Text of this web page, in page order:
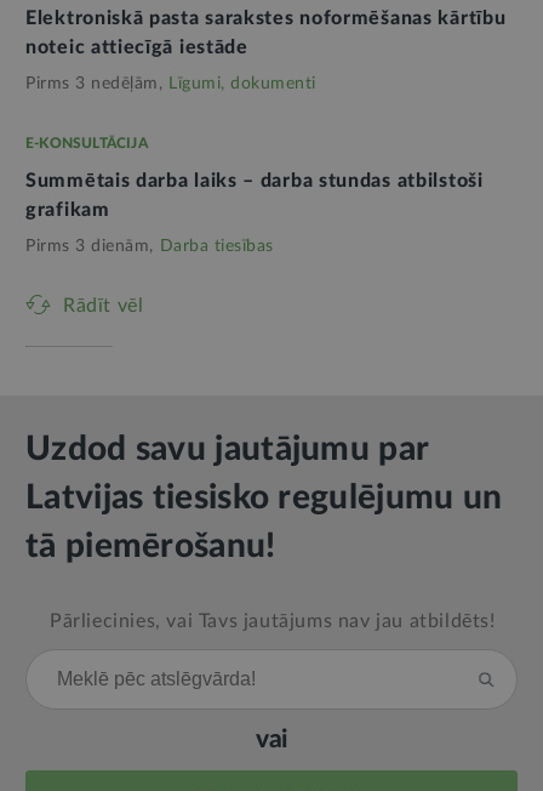
Elektroniskā pasta sarakstes noformēšanas kārtību
noteic attiecīgā iestāde
Pirms 3 nedēļām, Līgumi, dokumenti
E-KONSULTĀCIJA
Summētais darba laiks – darba stundas atbilstoši
grafikam
Pirms 3 dienām, Darba tiesības
Rādīt vēl
Uzdod savu jautājumu par
Latvijas tiesisko regulējumu un
tā piemērošanu!
Pārliecinies, vai Tavs jautājums nav jau atbildēts!
vai